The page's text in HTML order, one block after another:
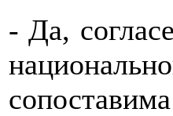
- Да,